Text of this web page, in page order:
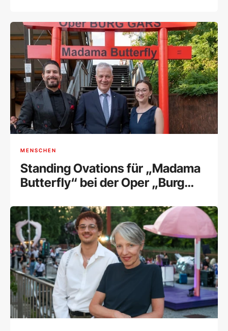
MENSCHEN
Standing Ovations für „Madama
Butterfly“ bei der Oper „Burg